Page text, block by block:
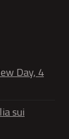
Day, 4
sui